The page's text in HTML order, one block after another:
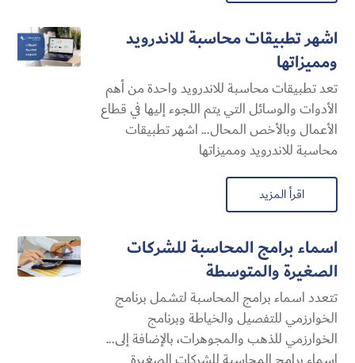
اشهر تطبيقات محاسبة للاندرويد
ومميزاتها
تعد تطبيقات محاسبة للاندرويد واحدة من أهم
الأدوات والوسائل التي يتم اللجوء إليها في قطاع
الأعمال وبالأخص المحال... اشهر تطبيقات
محاسبة للاندرويد ومميزاتها
اقرأ المزيد
اسماء برامج المحاسبة للشركات
الصغيرة والمتوسطة
تتعدد اسماء برامج المحاسبة لتشمل برنامج
الخوارزمي للتفصيل والخياطة وبرنامج
الخوارزمي للذهب والمجوهرات، بالإضافة إلى...